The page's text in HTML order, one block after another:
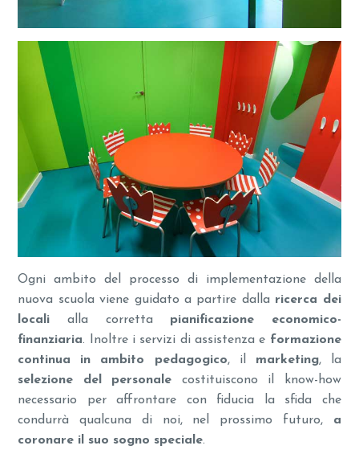
Ogni ambito del processo di implementazione della
nuova scuola viene guidato a partire dalla ricerca dei
locali alla corretta pianificazione economico-
finanziaria. Inoltre i servizi di assistenza e formazione
continua in ambito pedagogico, il marketing, la
selezione del personale costituiscono il know-how
necessario per affrontare con fiducia la sfida che
condurrà qualcuna di noi, nel prossimo futuro, a
coronare il suo sogno speciale.